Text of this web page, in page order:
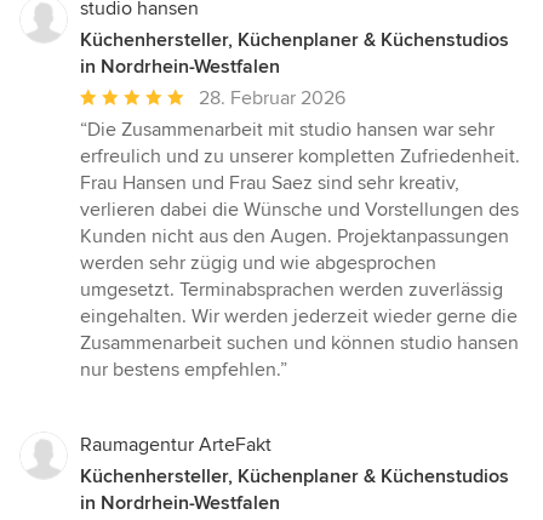
studio hansen
Küchenhersteller, Küchenplaner & Küchenstudios
in Nordrhein-Westfalen
Durchschnittliche
Bewertung:
5
von
5
Sternen
28. Februar 2026
“Die Zusammenarbeit mit studio hansen war sehr
erfreulich und zu unserer kompletten Zufriedenheit.
Frau Hansen und Frau Saez sind sehr kreativ,
verlieren dabei die Wünsche und Vorstellungen des
Kunden nicht aus den Augen. Projektanpassungen
werden sehr zügig und wie abgesprochen
umgesetzt. Terminabsprachen werden zuverlässig
eingehalten. Wir werden jederzeit wieder gerne die
Zusammenarbeit suchen und können studio hansen
nur bestens empfehlen.”
Raumagentur ArteFakt
Küchenhersteller, Küchenplaner & Küchenstudios
in Nordrhein-Westfalen